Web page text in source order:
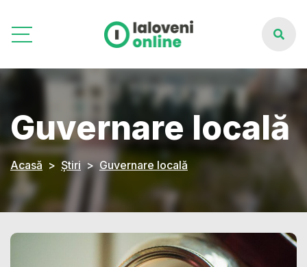
Guvernare locală
Acasă Știri Guvernare locală